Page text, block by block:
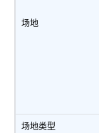
场地
场地类型